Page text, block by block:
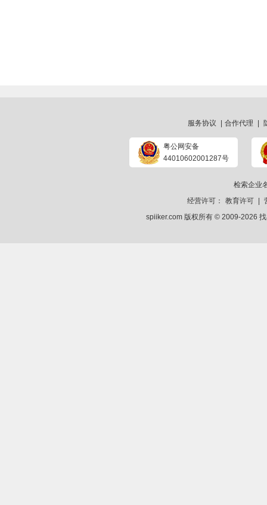
服务协议 合作代理
粤公网安备
44010602001287号
检索企业
经营许可：
教育许可
spiiker.com 版权所有 © 2009-2026